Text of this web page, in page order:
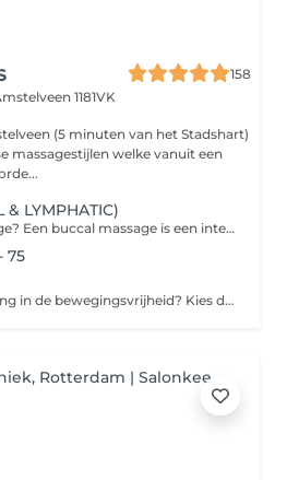
158
1181VK
(5 minuten van het Stadshart)
massagestijlen welke vanuit een
& LYMPHATIC)
Wat is een Buccal massage? Een buccal massage is een intensieve gezichtsmassage waarbij de wangen, de kaaklijn en de mondspieren zowel van buitenaf als via de binnenkant van de mond worden gemasseerd. De therapeut werkt op deze manier in op de diepere lagen van de gezichtsspieren. Dit bevordert een gezonde doorbloeding en lymfedrainage, en helpt bij het verminderen van onder andere kaakspanning. Deze behandeling richt zich op het loslaten van emotionele stress die zich in de gezichtsspieren kan vastzetten, wat resulteert in een diepe ontspanning. De behandeling wordt uitgevoerd met handschoenen voor optimale hygiëne en met zorgvuldig afgestemde gezichtsoliën. Geef eventuele allergieën a.u.b. door bij de reservering.
75
Heb je pijn of een beperking in de bewegingsvrijheid? Kies dan de Fix. Een diepe klacht gerichte massage voor het gehele lichaam. Helpt bij stress, nek-, schouder- en rugklachten. maar ook hoofdpijn door spanning in het boven lichaam. Zelfs migraine en RSI-klachten. Sportblessures en klachten door overmatig gebruik van het lichaam door intensief sporten. Deze massage helpt je van deze klachten af door gebruik te maken van deep musculaire en fascia technieken gericht op spieren, bindweefsel, mobilisatie en triggerpoints. We combineren dus ook diepe weefsel technieken met Triggerpoint technieken en het los maken van verklevingen in de fascia. Onze massages worden altijd gegeven vanuit een holistisch oogpunt.